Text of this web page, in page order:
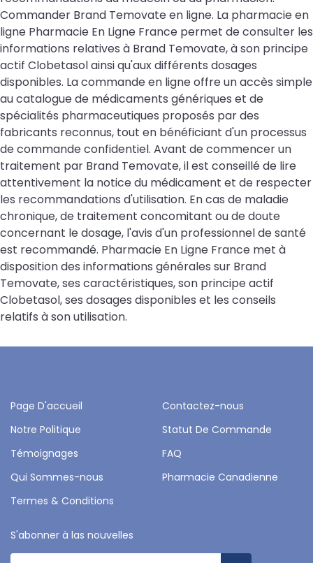
Commander Brand Temovate en ligne. La pharmacie en
ligne Pharmacie En Ligne France permet de consulter les
informations relatives à Brand Temovate, à son principe
actif Clobetasol ainsi qu'aux différents dosages
disponibles. La commande en ligne offre un accès simple
au catalogue de médicaments génériques et de
spécialités pharmaceutiques proposés par des
fabricants reconnus, tout en bénéficiant d'un processus
de commande confidentiel. Avant de commencer un
traitement par Brand Temovate, il est conseillé de lire
attentivement la notice du médicament et de respecter
les recommandations d'utilisation. En cas de maladie
chronique, de traitement concomitant ou de doute
concernant le dosage, l'avis d'un professionnel de santé
est recommandé. Pharmacie En Ligne France met à
disposition des informations générales sur Brand
Temovate, ses caractéristiques, son principe actif
Clobetasol, ses dosages disponibles et les conseils
relatifs à son utilisation.
Page D'accueil
Contactez-nous
Notre Politique
Statut De Commande
Témoignages
FAQ
Qui Sommes-nous
Pharmacie Canadienne
Termes & Conditions
S'abonner à las nouvelles